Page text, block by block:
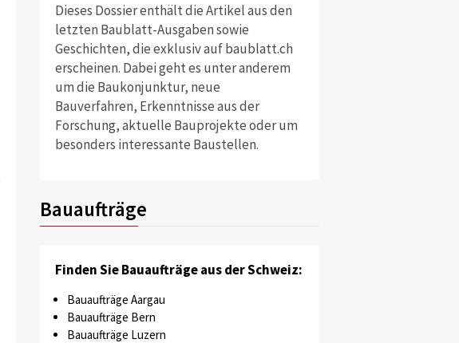
Dieses Dossier enthält die Artikel aus den
letzten Baublatt-Ausgaben sowie
Geschichten, die exklusiv auf baublatt.ch
erscheinen. Dabei geht es unter anderem
um die Baukonjunktur, neue
Bauverfahren, Erkenntnisse aus der
Forschung, aktuelle Bauprojekte oder um
besonders interessante Baustellen.
Bauaufträge
Finden Sie Bauaufträge aus der Schweiz:
Bauaufträge Aargau
Bauaufträge Bern
Bauaufträge Luzern